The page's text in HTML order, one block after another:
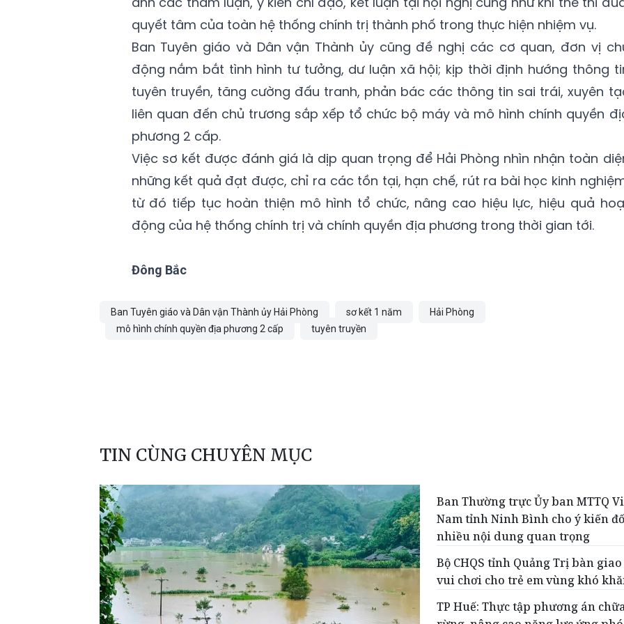
quyết tâm của toàn hệ thống chính trị thành phố trong thực hiện nhiệm vụ.
Ban Tuyên giáo và Dân vận Thành ủy cũng đề nghị các cơ quan, đơn vị
động nắm bắt tình hình tư tưởng, dư luận xã hội; kịp thời định hướng thông
tuyên truyền, tăng cường đấu tranh, phản bác các thông tin sai trái, xuyên
liên quan đến chủ trương sắp xếp tổ chức bộ máy và mô hình chính quyền
phương 2 cấp.
Việc sơ kết được đánh giá là dịp quan trọng để Hải Phòng nhìn nhận toàn
những kết quả đạt được, chỉ ra các tồn tại, hạn chế, rút ra bài học kinh
từ đó tiếp tục hoàn thiện mô hình tổ chức, nâng cao hiệu lực, hiệu quả
động của hệ thống chính trị và chính quyền địa phương trong thời gian tới.
Đông Bắc
Ban Tuyên giáo và Dân vận Thành ủy Hải Phòng sơ kết 1 năm
Hải Phòng
mô hình chính quyền địa phương 2 cấp
tuyên truyền
TIN CÙNG CHUYÊN MỤC
Ban Thường trực Ủy ban MTTQ
Nam tỉnh Ninh Bình cho ý kiến
nhiều nội dung quan trọng
Bộ CHQS tỉnh Quảng Trị bàn
vui chơi cho trẻ em vùng khó
TP Huế: Thực tập phương án